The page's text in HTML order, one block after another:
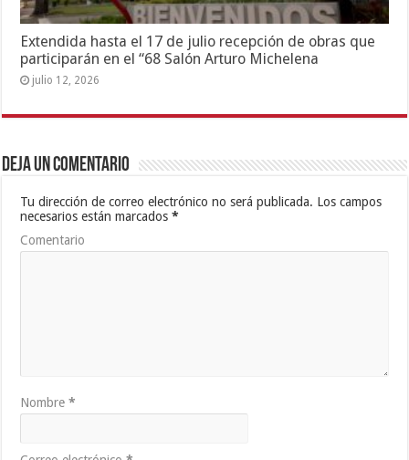
Extendida hasta el 17 de julio recepción de obras que
participarán en el “68 Salón Arturo Michelena
julio 12, 2026
Deja un comentario
Tu dirección de correo electrónico no será publicada. Los campos
necesarios están marcados*
Comentario
Nombre*